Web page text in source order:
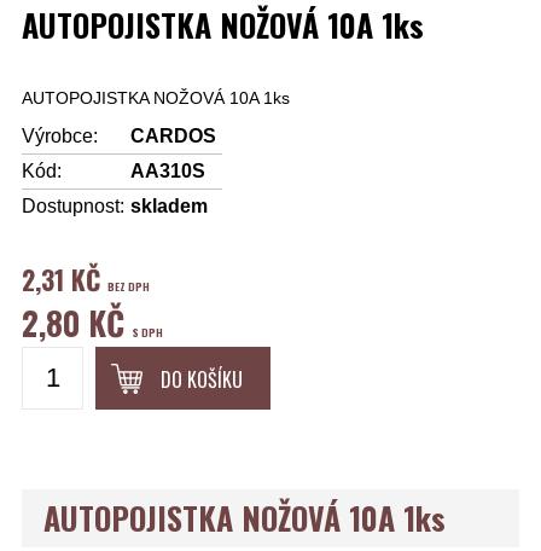
AUTOPOJISTKA NOŽOVÁ 10A 1ks
AUTOPOJISTKA NOŽOVÁ 10A 1ks
Výrobce:
CARDOS
Kód:
AA310S
Dostupnost: skladem
2,31 KČ BEZ DPH
2,80 KČ S DPH
DO KOŠÍKU
AUTOPOJISTKA NOŽOVÁ 10A 1ks